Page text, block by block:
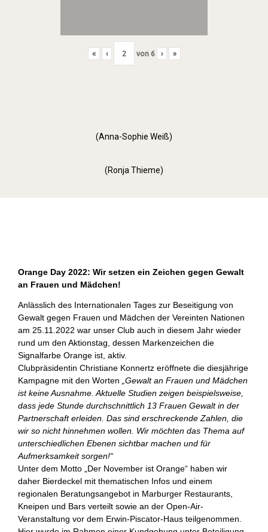
« ‹ von 6 › »
(Anna-Sophie Weiß)
(Ronja Thieme)
Orange Day 2022: Wir setzen ein Zeichen gegen Gewalt
an Frauen und Mädchen!
Anlässlich des Internationalen Tages zur Beseitigung von
Gewalt gegen Frauen und Mädchen der Vereinten Nationen
am 25.11.2022 war unser Club auch in diesem Jahr wieder
rund um den Aktionstag, dessen Markenzeichen die
Signalfarbe Orange ist, aktiv.
Clubpräsidentin Christiane Konnertz eröffnete die diesjährige
Kampagne mit den Worten
„Gewalt an Frauen und Mädchen
ist keine Ausnahme. Aktuelle Studien zeigen beispielsweise,
dass jede Stunde durchschnittlich 13 Frauen Gewalt in der
Partnerschaft erleiden. Das sind erschreckende Zahlen, die
wir so nicht hinnehmen wollen. Wir möchten das Thema auf
unterschiedlichen Ebenen sichtbar machen und für
Aufmerksamkeit sorgen!“
Unter dem Motto „Der November ist Orange“ haben wir
daher Bierdeckel mit thematischen Infos und einem
regionalen Beratungsangebot in Marburger Restaurants,
Kneipen und Bars verteilt sowie an der Open-Air-
Veranstaltung vor dem Erwin-Piscator-Haus teilgenommen.